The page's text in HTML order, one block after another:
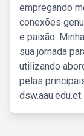
empregando
conexões
e paixão.
sua jornada
utilizando
pelas
dsw.aau.edu.et.